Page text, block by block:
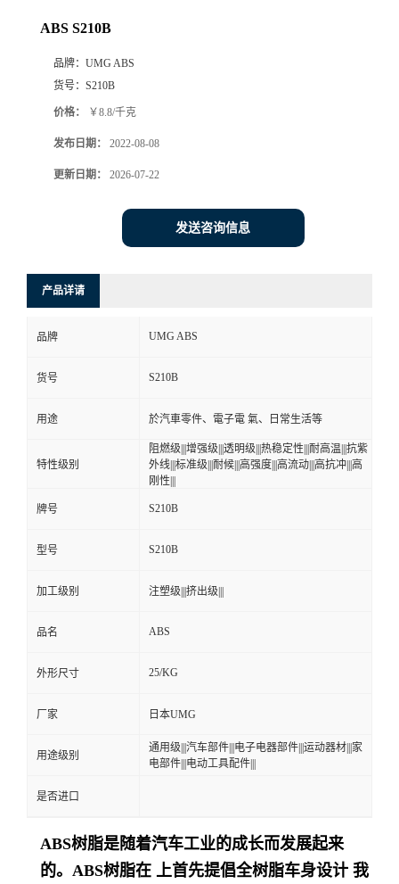
厅
系
ABS S210B
品牌： UMG ABS
货号： S210B
价格： ￥8.8/千克
发布日期： 2022-08-08
更新日期： 2026-07-22
发送咨询信息
产品详请
品牌 UMG ABS
货号 S210B
用途 於汽車零件、電子電 氣、日常生活等
特性级别
阻燃级|||增强级|||透明级|||热稳定性|||耐高温|||抗紫
外线|||标准级|||耐候|||高强度|||高流动|||高抗冲|||高
刚性|||
牌号 S210B
型号 S210B
加工级别 注塑级|||挤出级|||
品名 ABS
外形尺寸 25/KG
厂家 日本UMG
用途级别
通用级|||汽车部件|||电子电器部件|||运动器材|||家
电部件|||电动工具配件|||
是否进口
ABS树脂是随着汽车工业的成长而发展起来
的。ABS树脂在 上首先提倡全树脂车身设计 我